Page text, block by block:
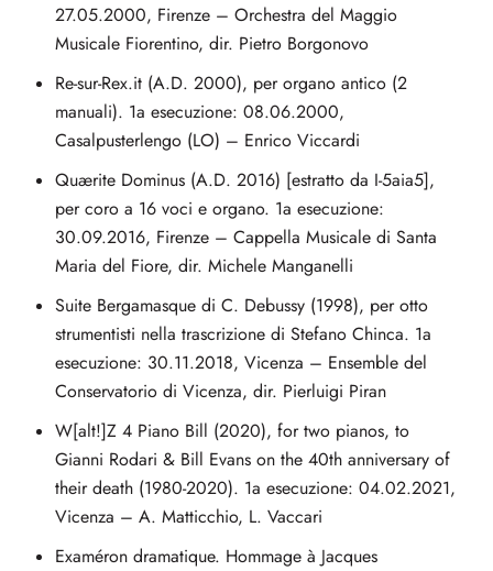
27.05.2000, Firenze – Orchestra del Maggio
Musicale Fiorentino, dir. Pietro Borgonovo
Re-sur-Rex.it (A.D. 2000), per organo antico (2
manuali). 1a esecuzione: 08.06.2000,
Casalpusterlengo (LO) – Enrico Viccardi
Quærite Dominus (A.D. 2016) [estratto da I-5aia5],
per coro a 16 voci e organo. 1a esecuzione:
30.09.2016, Firenze – Cappella Musicale di Santa
Maria del Fiore, dir. Michele Manganelli
Suite Bergamasque di C. Debussy (1998), per otto
strumentisti nella trascrizione di Stefano Chinca. 1a
esecuzione: 30.11.2018, Vicenza – Ensemble del
Conservatorio di Vicenza, dir. Pierluigi Piran
W[alt!]Z 4 Piano Bill (2020), for two pianos, to
Gianni Rodari & Bill Evans on the 40th anniversary of
their death (1980-2020). 1a esecuzione: 04.02.2021,
Vicenza – A. Matticchio, L. Vaccari
Examéron dramatique. Hommage à Jacques